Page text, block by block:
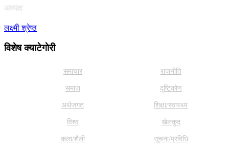
अध्यक्ष
लक्ष्मी श्रेष्ठ
विशेष क्याटेगाेरी
समाचार राजनीति
समाज दृष्टिकोण
अर्थजगत शिक्षा/स्वास्थ्य
विश्व खेलकुद
कला/शैली सूचना/प्रविधि